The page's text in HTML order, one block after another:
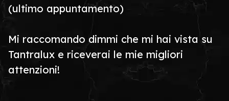
(ultimo appuntamento)
Mi raccomando dimmi che mi hai vista su
Tantralux e riceverai le mie migliori
attenzioni!